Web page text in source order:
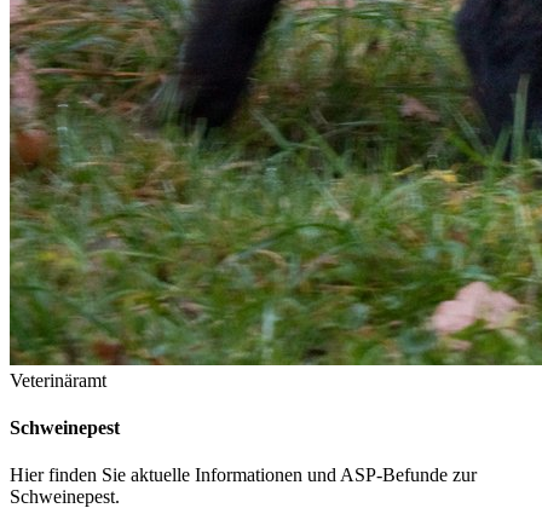
Veterinäramt
Schweinepest
Hier finden Sie aktuelle Informationen und ASP-Befunde zur
Schweinepest.